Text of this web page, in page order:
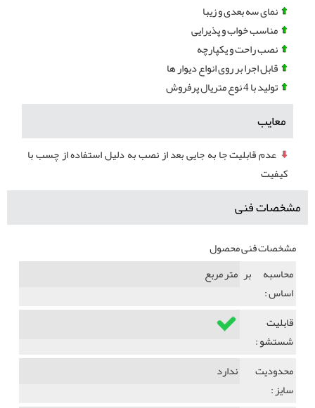
نمای سه بعدی و زیبا
مناسب خواب و پذیرایی
نصب راحت و یکپارچه
قابل اجرا بر روی انواع دیوار ها
تولید با 4 نوع متریال پرفروش
معایب
عدم قابلیت جا به جایی بعد از نصب به دلیل استفاده از چسب با
کیفیت
مشخصات فنی
مشخصات فنی محصول
محاسبه بر
اساس :
متر مربع
قابلیت
شستشو :
محدودیت
سایز :
ندارد